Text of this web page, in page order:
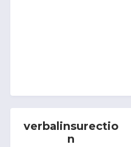
verbalinsurectio
n